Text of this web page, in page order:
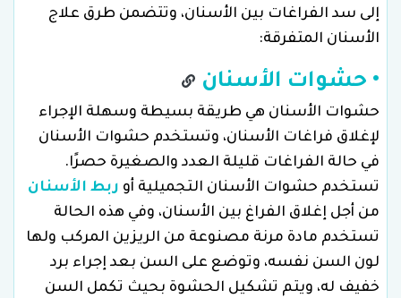
إلى سد الفراغات بين الأسنان، وتتضمن طرق علاج
الأسنان المتفرقة:
• حشوات الأسنان
حشوات الأسنان هي طريقة بسيطة وسهلة الإجراء
لإغلاق فراغات الأسنان، وتستخدم حشوات الأسنان
في حالة الفراغات قليلة العدد والصغيرة حصرًا.
تستخدم حشوات الأسنان التجميلية أو ربط الأسنان
من أجل إغلاق الفراغ بين الأسنان، وفي هذه الحالة
تستخدم مادة مرنة مصنوعة من الريزين المركب ولها
لون السن نفسه، وتوضع على السن بعد إجراء برد
خفيف له، ويتم تشكيل الحشوة بحيث تكمل السن